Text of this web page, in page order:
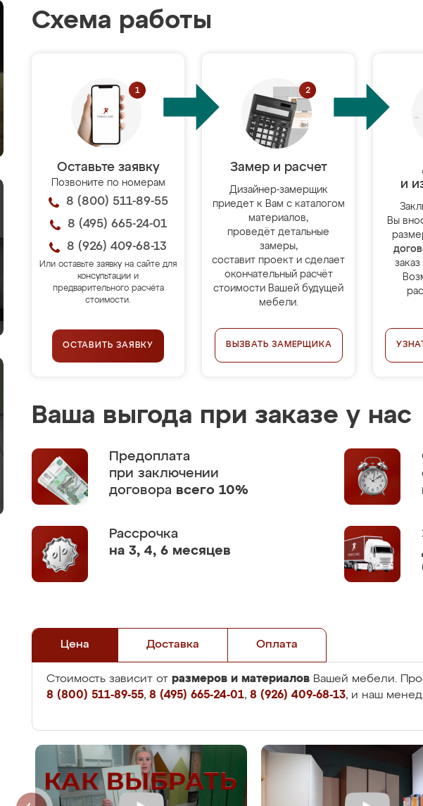
Схема работы
Оставьте заявку
Позвоните по номерам
8 (800) 511-89-55
8 (495) 665-24-01
8 (926) 409-68-13
Или оставьте заявку на сайте для
консультации и
предварительного расчёта
стоимости.
ОСТАВИТЬ ЗАЯВКУ
Замер и расчет
Дизайнер-замерщик
приедет к Вам с каталогом
материалов,
проведёт детальные
замеры,
составит проект и сделает
окончательный расчёт
стоимости Вашей будущей
мебели.
ВЫЗВАТЬ ЗАМЕРЩИКА
и
Вы
Ваша выгода при заказе у нас
Предоплата
при заключении
договора всего 10%
Рассрочка
на 3, 4, 6 месяцев
Цена Доставка Оплата
Стоимость зависит от размеров и материалов Вашей мебели.
8 (800) 511-89-55, 8 (495) 665-24-01, 8 (926) 409-68-13, и наш